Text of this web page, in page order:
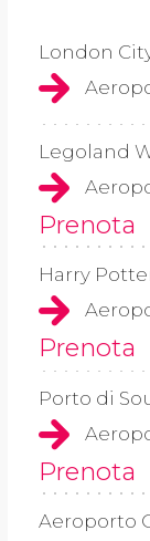
London
Legoland
Prenota
Harry
Prenota
Porto di
Prenota
Aeroporto